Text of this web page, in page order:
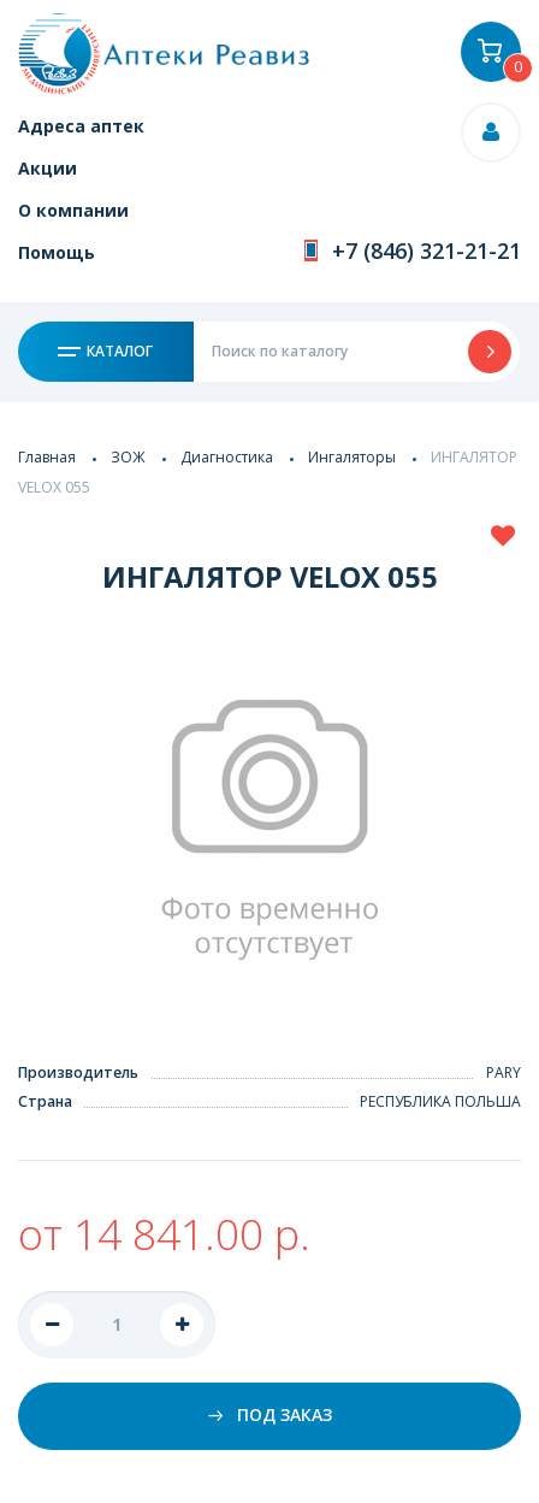
Адреса аптек
Акции
О компании
Помощь
+7 (846) 321-21-21
КАТАЛОГ
0
Главная ЗОЖ Диагностика Ингаляторы
ИНГАЛЯТОР
VELOX 055
ИНГАЛЯТОР VELOX 055
Производитель
PARY
Страна
РЕСПУБЛИКА ПОЛЬША
от 14 841.00 р.
ПОД ЗАКАЗ